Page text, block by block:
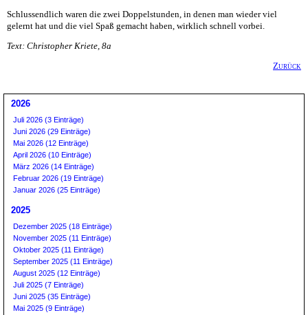
Schlussendlich waren die zwei Doppelstunden, in denen man wieder viel
gelernt hat und die viel Spaß gemacht haben, wirklich schnell vorbei.
Text: Christopher Kriete, 8a
Zurück
2026
Juli 2026 (3 Einträge)
Juni 2026 (29 Einträge)
Mai 2026 (12 Einträge)
April 2026 (10 Einträge)
März 2026 (14 Einträge)
Februar 2026 (19 Einträge)
Januar 2026 (25 Einträge)
2025
Dezember 2025 (18 Einträge)
November 2025 (11 Einträge)
Oktober 2025 (11 Einträge)
September 2025 (11 Einträge)
August 2025 (12 Einträge)
Juli 2025 (7 Einträge)
Juni 2025 (35 Einträge)
Mai 2025 (9 Einträge)